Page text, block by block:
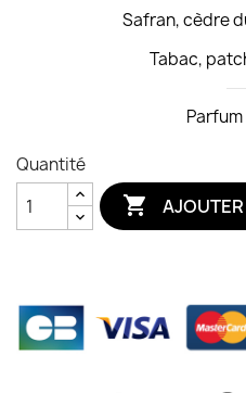
Safran, cèdre
Tabac,
Parfum
Quantité
